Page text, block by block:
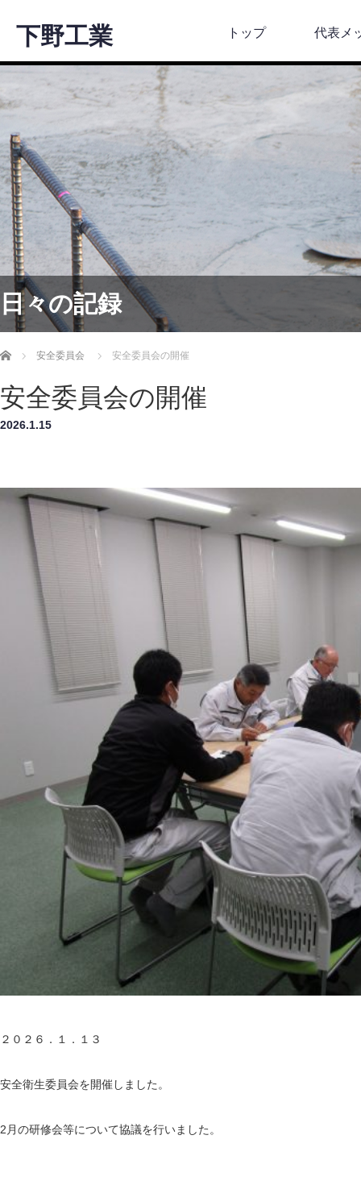
下野工業 トップ 代表メ
日々の記録
ホーム 安全委員会 安全委員会の開催
安全委員会の開催
2026.1.15
２０２６．１．１３
安全衛生委員会を開催しました。
2月の研修会等について協議を行いました。